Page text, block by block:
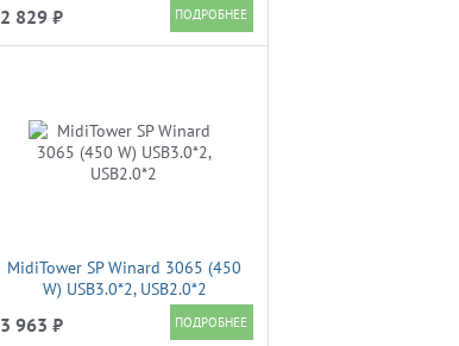
2 829 ₽
MidiTower SP Winard 3065 (450
W) USB3.0*2, USB2.0*2
3 963 ₽